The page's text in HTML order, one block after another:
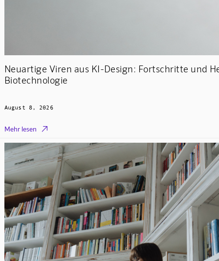
Neuartige Viren aus KI-Design: Fortschritte und
Biotechnologie
August 8, 2026
Mehr lesen 